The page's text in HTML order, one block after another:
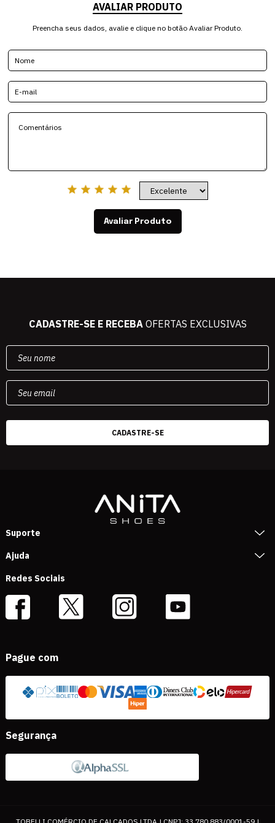
AVALIAR PRODUTO
Preencha seus dados, avalie e clique no botão Avaliar Produto.
Avaliar Produto
CADASTRE-SE E RECEBAOFERTAS EXCLUSIVAS
Suporte
Ajuda
Redes Sociais
Pague com
Segurança